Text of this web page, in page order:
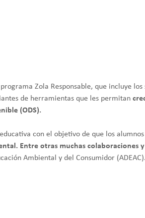
Zola Responsable, que incluye
de herramientas que les permitan
(ODS).
con el objetivo de que los
Entre otras muchas colaboraciones
Ambiental y del Consumidor (ADEAC).